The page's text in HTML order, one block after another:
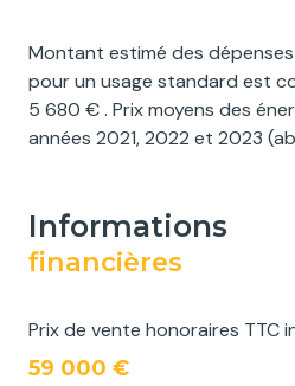
Montant estimé des
pour un usage standard est
5 680 € . Prix moyens des
années 2021, 2022 et 2023
informations
financières
Prix de vente honoraires TTC
59 000 €